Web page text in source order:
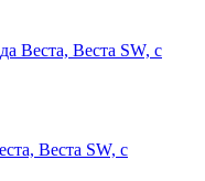
Веста, Веста SW, с
Веста SW, с